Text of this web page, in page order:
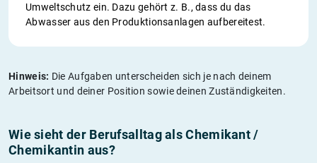
Umweltschutz ein. Dazu gehört z. B., dass du das
Abwasser aus den Produktionsanlagen aufbereitest.
Hinweis: Die Aufgaben unterscheiden sich je nach deinem
Arbeitsort und deiner Position sowie deinen Zuständigkeiten.
Wie sieht der Berufsalltag als Chemikant /
Chemikantin aus?